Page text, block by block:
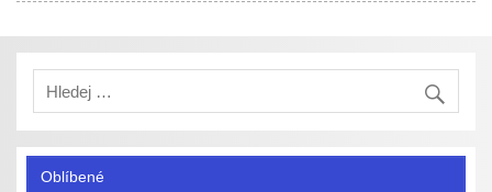
Oblíbené